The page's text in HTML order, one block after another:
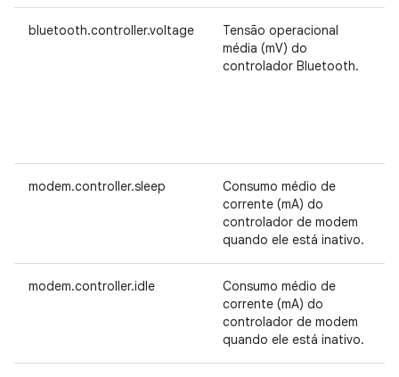
bluetooth.controller.voltage
Tensão operacional
média (mV) do
controlador Bluetooth.
modem.controller.sleep
Consumo médio de
corrente (mA) do
controlador de modem
quando ele está inativo.
modem.controller.idle
Consumo médio de
corrente (mA) do
controlador de modem
quando ele está inativo.